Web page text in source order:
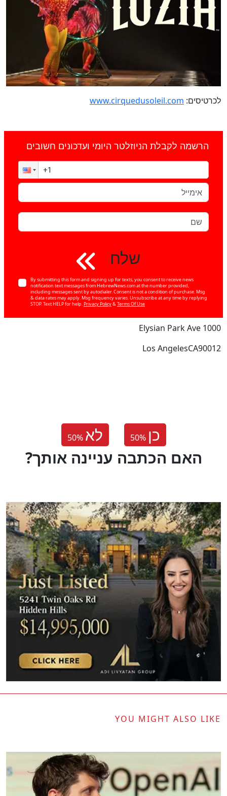
לכרטיסים: www.cirquedusoleil.com
הרשמה לקבלת הניוזלטר היומי ועדכונים חשובים
שלח
By submitting this form and signing up for texts, you consent to receive news
notification text messages from HebrewNews.com at the number provided,
including messages sent by autodialer. Consent is not a condition of purchase. Msg
& data rates may apply. Msg frequency varies. Unsubscribe at any time by replying
STOP. Text HELP for help.Privacy Policy&Terms Of Use
1000 Elysian Park Ave
Los AngelesCA90012
50% לא 50% כן
?האם הכתבה עניינה אותך
YOU MIGHT ALSO LIKE